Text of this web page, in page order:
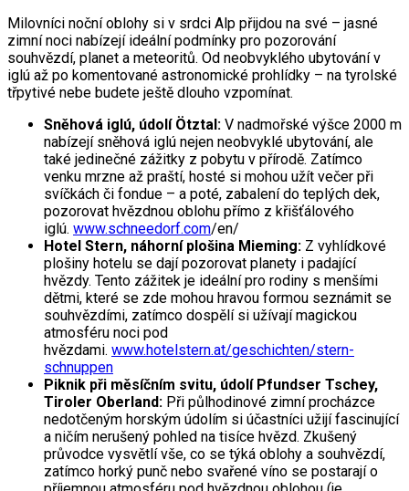
Milovníci noční oblohy si v srdci Alp přijdou na své – jasné
zimní noci nabízejí ideální podmínky pro pozorování
souhvězdí, planet a meteoritů. Od neobvyklého ubytování v
iglú až po komentované astronomické prohlídky – na tyrolské
třpytivé nebe budete ještě dlouho vzpomínat.
Sněhová iglú, údolí Ötztal: V nadmořské výšce 2000 m
nabízejí sněhová iglú nejen neobvyklé ubytování, ale
také jedinečné zážitky z pobytu v přírodě. Zatímco
venku mrzne až praští, hosté si mohou užít večer při
svíčkách či fondue – a poté, zabalení do teplých dek,
pozorovat hvězdnou oblohu přímo z křišťálového
iglú. www.schneedorf.com/en/
Hotel Stern, náhorní plošina Mieming: Z vyhlídkové
plošiny hotelu se dají pozorovat planety i padající
hvězdy. Tento zážitek je ideální pro rodiny s menšími
dětmi, které se zde mohou hravou formou seznámit se
souhvězdími, zatímco dospělí si užívají magickou
atmosféru noci pod
hvězdami. www.hotelstern.at/geschichten/stern-
schnuppen
Piknik při měsíčním svitu, údolí Pfundser Tschey,
Tiroler Oberland: Při půlhodinové zimní procházce
nedotčeným horským údolím si účastníci užijí fascinující
a ničím nerušený pohled na tisíce hvězd. Zkušený
průvodce vysvětlí vše, co se týká oblohy a souhvězdí,
zatímco horký punč nebo svařené víno se postarají o